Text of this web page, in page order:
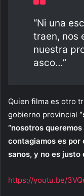
“Ni una
traen, nos
nuestra
asco…”
Quien filma es otro
gobierno provincial
“nosotros
contagiamos es por
sanos, y no es justo
https://youtu.be/